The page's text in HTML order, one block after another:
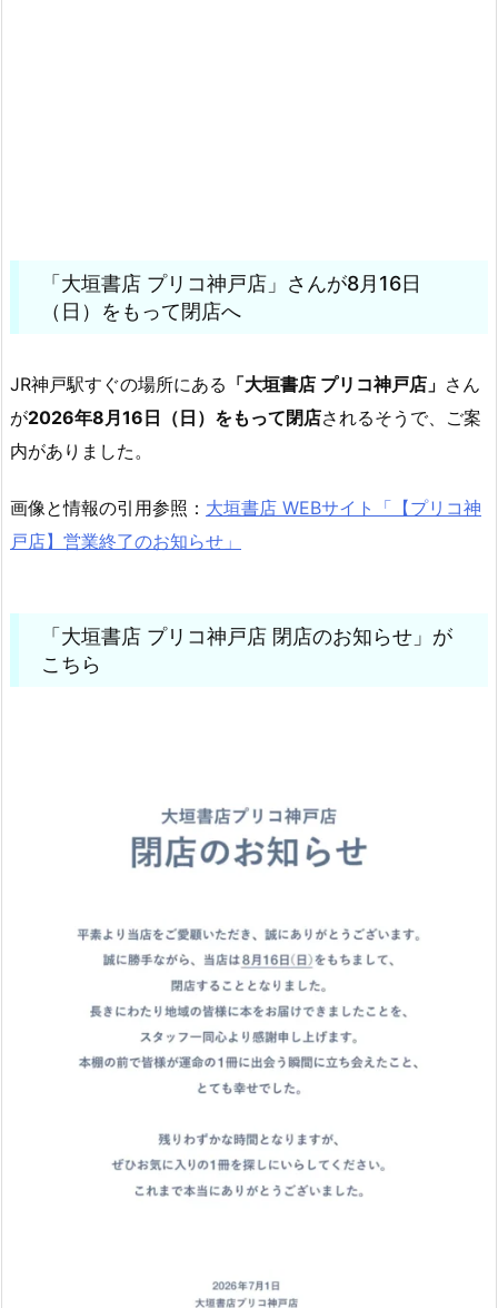
「大垣書店 プリコ神戸店」さんが8月16日
（日）をもって閉店へ
JR神戸駅すぐの場所にある 「大垣書店 プリコ神戸店」 さん
が2026年8月16日（日）をもって閉店されるそうで、ご案
内がありました。
画像と情報の引用参照： 大垣書店 WEBサイト「【プリコ神
戸店】営業終了のお知らせ」
「大垣書店 プリコ神戸店 閉店のお知らせ」が
こちら